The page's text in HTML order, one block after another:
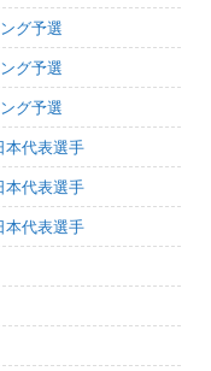
グ予選
グ予選
グ予選
本代表選手
本代表選手
本代表選手